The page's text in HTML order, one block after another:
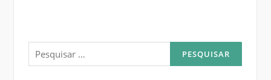
Pesquisar
por: